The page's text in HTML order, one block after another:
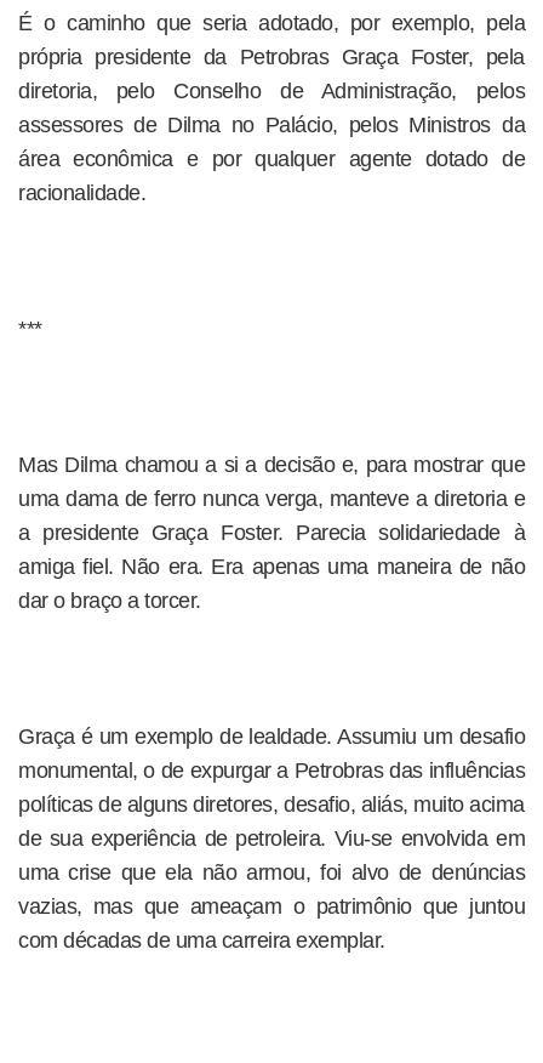
É o caminho que seria adotado, por exemplo, pela
própria presidente da Petrobras Graça Foster, pela
diretoria, pelo Conselho de Administração, pelos
assessores de Dilma no Palácio, pelos Ministros da
área econômica e por qualquer agente dotado de
racionalidade.
***
Mas Dilma chamou a si a decisão e, para mostrar que
uma dama de ferro nunca verga, manteve a diretoria e
a presidente Graça Foster. Parecia solidariedade à
amiga fiel. Não era. Era apenas uma maneira de não
dar o braço a torcer.
Graça é um exemplo de lealdade. Assumiu um desafio
monumental, o de expurgar a Petrobras das influências
políticas de alguns diretores, desafio, aliás, muito acima
de sua experiência de petroleira. Viu-se envolvida em
uma crise que ela não armou, foi alvo de denúncias
vazias, mas que ameaçam o patrimônio que juntou
com décadas de uma carreira exemplar.